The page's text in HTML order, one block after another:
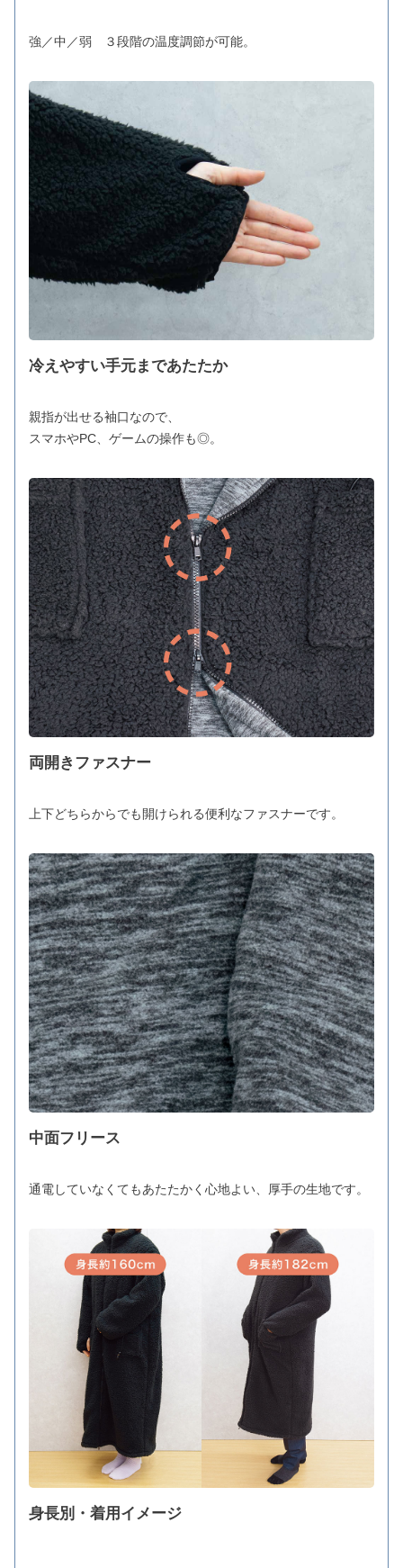
強／中／弱 ３段階の温度調節が可能。
冷えやすい手元まであたたか
親指が出せる袖口なので、
スマホやPC、ゲームの操作も◎。
両開きファスナー
上下どちらからでも開けられる便利なファスナーです。
中面フリース
通電していなくてもあたたかく心地よい、厚手の生地です。
身長別・着用イメージ